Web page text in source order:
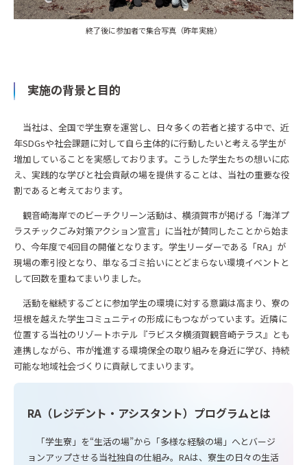
終了後に参加者で集合写真（昨年実施）
実施の背景と目的
当社は、全国で学生寮を運営し、日々多くの若者と接する中で、近
年SDGsや社会課題に対して自ら主体的に行動したいと考える学生が
増加していることを実感しております。こうした学生たちの想いに応
え、実践的な学びと社会貢献の場を提供することは、当社の重要な役
割であると考えております。
観音崎海岸でのビーチクリーン活動は、横須賀市が掲げる「海洋プ
ラスチックごみ対策アクション宣言」に当社が賛同したことから始ま
り、今年度で4回目の開催となります。学生リーダーである「RA」が
現場の牽引役となり、単なるゴミ拾いにとどまらない環境イベントと
して回数を重ねてまいりました。
活動を継続するごとに参加学生の環境に対する意識は高まり、寮の
垣根を越えた学生コミュニティの形成にもつながっています。近隣に
位置する当社のリゾートホテル『ラビスタ横須賀観音崎テラス』とも
連携しながら、市が推進する環境保全の取り組みを身近に学び、持続
可能な地域社会づくりに貢献してまいります。
RA（レジデント・アシスタント）プログラムとは
「学生寮」を“生活の場”から「多様な経験の場」へとバージ
ョンアップさせる当社独自の仕組み。RAは、寮生の日々の生活